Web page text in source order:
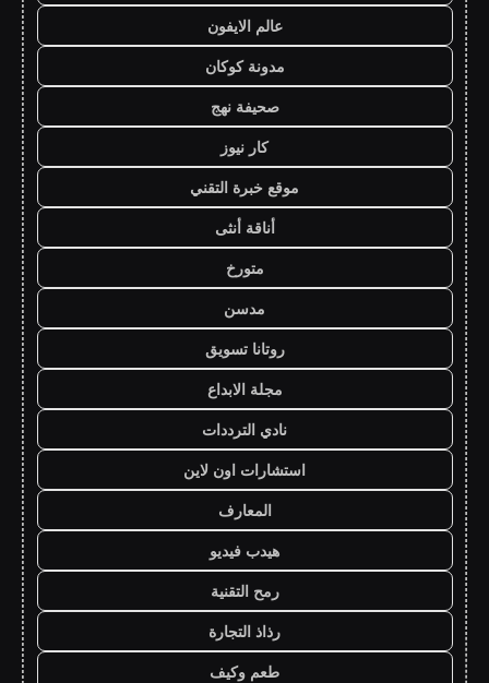
عالم الايفون
مدونة كوكان
صحيفة نهج
كار نيوز
موقع خبرة التقني
أناقة أنثى
متورخ
مدسن
روتانا تسويق
مجلة الابداع
نادي الترددات
استشارات اون لاين
المعارف
هيدب فيديو
رمح التقنية
رذاذ التجارة
طعم وكيف